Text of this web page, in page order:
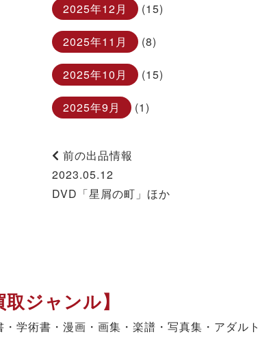
2025年12月 (15)
2025年11月 (8)
2025年10月 (15)
2025年9月 (1)
前の出品情報
2023.05.12
DVD「星屑の町」ほか
取ジャンル】
・学術書・漫画・画集・楽譜・写真集・アダル